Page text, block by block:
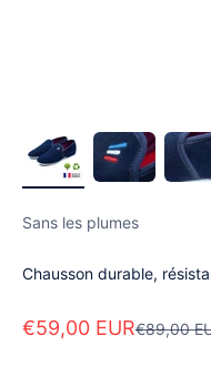
Sans les plumes
Chausson durable,
Prix de vente
€59,00 EURPrix
€89,00